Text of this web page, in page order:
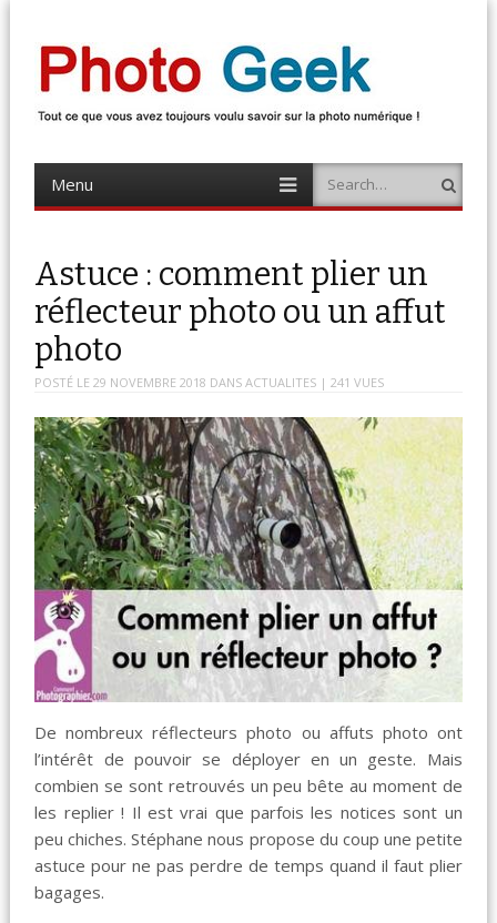
Photo Geek
Menu
content
Search
Astuce : comment plier un
réflecteur photo ou un affut
photo
POSTÉ LE 29 NOVEMBRE 2018 DANSACTUALITES | 241 VUES
De nombreux réflecteurs photo ou affuts photo ont
l’intérêt de pouvoir se déployer en un geste. Mais
combien se sont retrouvés un peu bête au moment de
les replier ! Il est vrai que parfois les notices sont un
peu chiches. Stéphane nous propose du coup une petite
astuce pour ne pas perdre de temps quand il faut plier
bagages.